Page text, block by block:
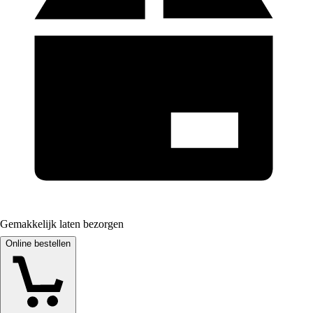
Gemakkelijk laten bezorgen
Online bestellen